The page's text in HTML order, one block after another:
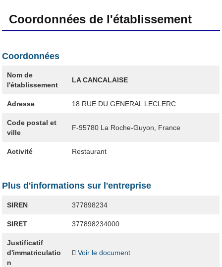
Coordonnées de l'établissement
Coordonnées
Nom de
l'établissement
LA CANCALAISE
Adresse 18 RUE DU GENERAL LECLERC
Code postal et
ville
F-95780 La Roche-Guyon, France
Activité Restaurant
Plus d'informations sur l'entreprise
SIREN 377898234
SIRET 377898234000
Justificatif
d'immatriculatio
n
Voir le document